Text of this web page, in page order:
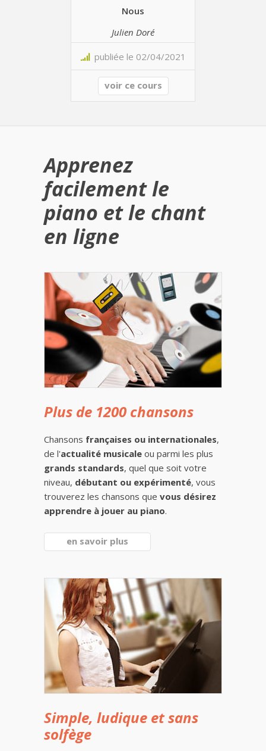
Nous
Julien Doré
publiée le 02/04/2021
voir ce cours
Apprenez
facilement le
piano et le chant
en ligne
Plus de 1200 chansons
Chansons françaises ou internationales,
de l'actualité musicale ou parmi les plus
grands standards, quel que soit votre
niveau, débutant ou expérimenté, vous
trouverez les chansons que vous désirez
apprendre à jouer au piano.
en savoir plus
Simple, ludique et sans
solfège